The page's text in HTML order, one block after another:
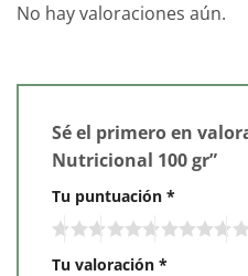
No hay valoraciones aún.
Sé el primero en
Nutricional 100 gr”
Tu puntuación *
Tu valoración *